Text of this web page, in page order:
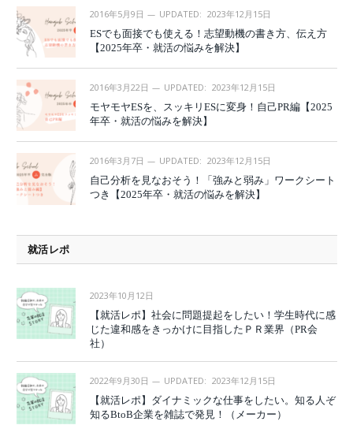
2016年5月9日 UPDATED: 2023年12月15日
ESでも面接でも使える！志望動機の書き方、伝え方
【2025年卒・就活の悩みを解決】
2016年3月22日 UPDATED: 2023年12月15日
モヤモヤESを、スッキリESに変身！自己PR編【2025
年卒・就活の悩みを解決】
2016年3月7日 UPDATED: 2023年12月15日
自己分析を見なおそう！「強みと弱み」ワークシート
つき【2025年卒・就活の悩みを解決】
就活レポ
2023年10月12日
【就活レポ】社会に問題提起をしたい！学生時代に感
じた違和感をきっかけに目指したＰＲ業界（PR会
社）
2022年9月30日 UPDATED: 2023年12月15日
【就活レポ】ダイナミックな仕事をしたい。知る人ぞ
知るBtoB企業を雑誌で発見！（メーカー）